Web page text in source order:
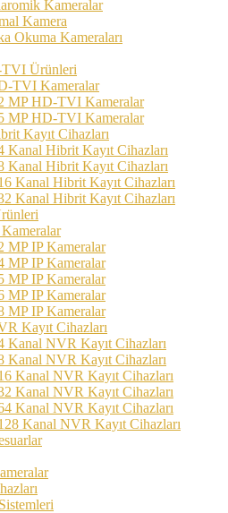
Kameralar
Kamera
Kameraları
Ürünleri
Kameralar
HD-TVI Kameralar
HD-TVI Kameralar
Kayıt Cihazları
Hibrit Kayıt Cihazları
Hibrit Kayıt Cihazları
Hibrit Kayıt Cihazları
Hibrit Kayıt Cihazları
IP Kameralar
IP Kameralar
IP Kameralar
IP Kameralar
IP Kameralar
Kayıt Cihazları
NVR Kayıt Cihazları
NVR Kayıt Cihazları
NVR Kayıt Cihazları
NVR Kayıt Cihazları
NVR Kayıt Cihazları
NVR Kayıt Cihazları